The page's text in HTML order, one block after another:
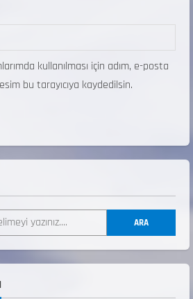
kullanılması için adım, e-posta
bu tarayıcıya kaydedilsin.
ARA
2026
GÖREVLİ LİSTESİ